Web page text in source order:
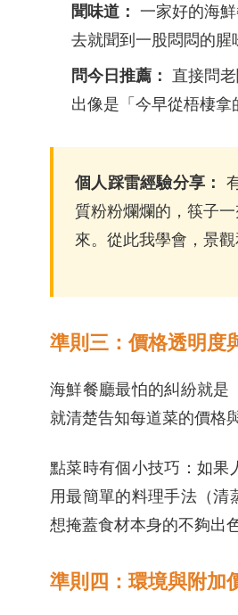
聞味道： 一家好的海
去就聞到一股悶悶的腥
問今日推薦：
直接問
出像是「今早從梧棲拿
個人踩雷經驗分享：
質粉粉爛爛的，筷子
來。從此我學會，景
準則三：價格透明度
海鮮餐廳最怕的糾紛就是
就清楚告知每道菜的價格
點菜時有個小技巧：如果
用最簡單的料理手法（
想掩蓋食材本身的不夠出色
準則四：環境與附加